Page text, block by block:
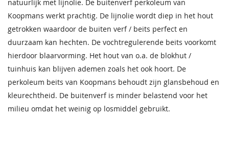
natuurlijk met lijnolie. De buitenverf perkoleum van
Koopmans werkt prachtig. De lijnolie wordt diep in het hout
getrokken waardoor de buiten verf / beits perfect en
duurzaam kan hechten. De vochtregulerende beits voorkomt
hierdoor blaarvorming. Het hout van o.a. de blokhut /
tuinhuis kan blijven ademen zoals het ook hoort. De
perkoleum beits van Koopmans behoudt zijn glansbehoud en
kleurechtheid. De buitenverf is minder belastend voor het
milieu omdat het weinig op losmiddel gebruikt.